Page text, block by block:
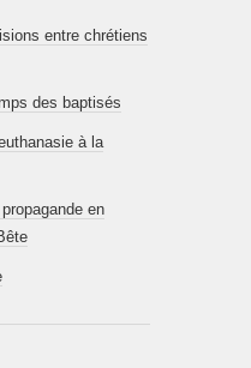
entre chrétiens
des baptisés
à la
en